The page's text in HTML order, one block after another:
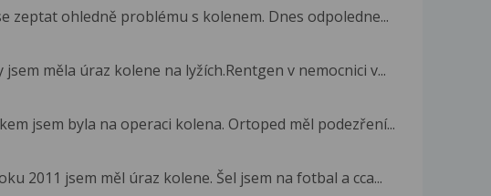
zeptat ohledně problému s kolenem. Dnes odpoledne...
měla úraz kolene na lyžích.Rentgen v nemocnici v...
jsem byla na operaci kolena. Ortoped měl podezření...
2011 jsem měl úraz kolene. Šel jsem na fotbal a cca...